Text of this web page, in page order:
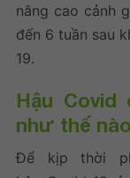
nâng cao cảnh
đến 6 tuần sau
19.
Hậu
như thế
Để kịp thời